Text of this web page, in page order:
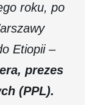
roku, po
Etiopii –
prezes
(PPL).